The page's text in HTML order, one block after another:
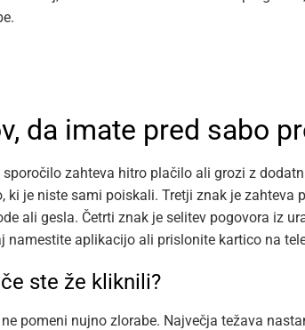
da imate pred sabo
sporočilo zahteva hitro plačilo ali grozi z
ki je niste sami poiskali. Tretji znak je zahteva
ali gesla. Četrti znak je selitev pogovora iz
namestite aplikacijo ali prislonite kartico na
ste že kliknili?
pomeni nujno zlorabe. Največja težava